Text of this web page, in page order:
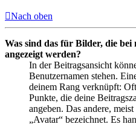
Nach oben
Was sind das für Bilder, die bei
angezeigt werden?
In der Beitragsansicht
Benutzernamen stehen.
deinem Rang verknüpft:
Punkte, die deine
angeben. Das andere,
„Avatar“ bezeichnet. Es